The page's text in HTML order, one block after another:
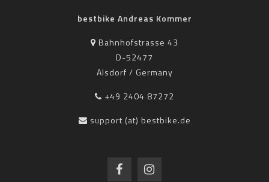
bestbike Andreas Kommer
Bahnhofstrasse 43
D-52477
Alsdorf / Germany
+49 2404 87272
support (at) bestbike.de